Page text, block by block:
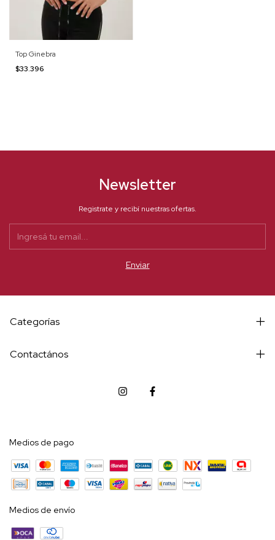
Top Ginebra
$33.396
Newsletter
Registrate y recibí nuestras ofertas.
Categorías
Contactános
Medios de pago
Medios de envío